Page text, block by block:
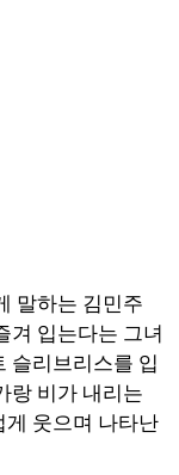
말하는 김민주
겨 입는다는 그녀
슬리브리스를 입
랑 비가 내리는
게 웃으며 나타난